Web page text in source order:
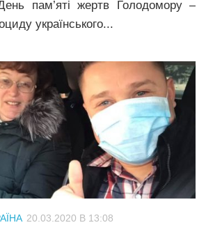
пам’яті жертв Голодомору –
українського...
20.03.2020 В 13:08